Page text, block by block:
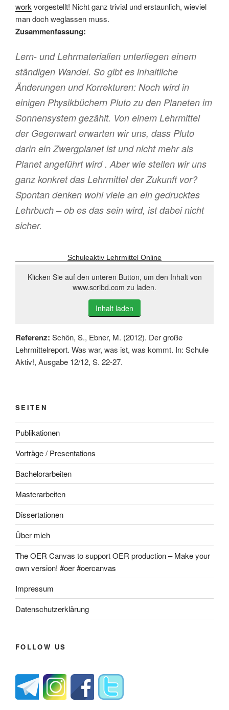
work vorgestellt! Nicht ganz trivial und erstaunlich, wieviel
man doch weglassen muss.
Zusammenfassung:
Lern- und Lehrmaterialien unterliegen einem
ständigen Wandel. So gibt es inhaltliche
Änderungen und Korrekturen: Noch wird in
einigen Physikbüchern Pluto zu den Planeten im
Sonnensystem gezählt. Von einem Lehrmittel
der Gegenwart erwarten wir uns, dass Pluto
darin ein Zwergplanet ist und nicht mehr als
Planet angeführt wird . Aber wie stellen wir uns
ganz konkret das Lehrmittel der Zukunft vor?
Spontan denken wohl viele an ein gedrucktes
Lehrbuch – ob es das sein wird, ist dabei nicht
sicher.
Schuleaktiv Lehrmittel Online
Klicken Sie auf den unteren Button, um den Inhalt von
www.scribd.com zu laden.
Inhalt laden
Referenz: Schön, S., Ebner, M. (2012). Der große
Lehrmittelreport. Was war, was ist, was kommt. In: Schule
Aktiv!, Ausgabe 12/12, S. 22-27.
SEITEN
Publikationen
Vorträge / Presentations
Bachelorarbeiten
Masterarbeiten
Dissertationen
Über mich
The OER Canvas to support OER production – Make your
own version! #oer #oercanvas
Impressum
Datenschutzerklärung
FOLLOW US